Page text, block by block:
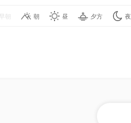
朝 朝 昼 夕方 夜